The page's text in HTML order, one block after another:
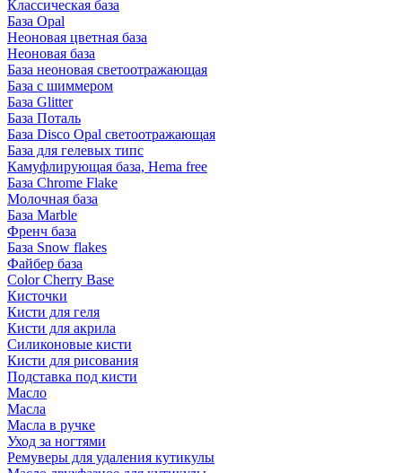
Классическая база
База Opal
Неоновая цветная база
Неоновая база
База неоновая светоотражающая
База с шиммером
База Glitter
База Поталь
База Disco Opal светоотражающая
База для гелевых типс
Камуфлирующая база, Hema free
База Chrome Flake
Молочная база
База Marble
Френч база
База Snow flakes
Файбер база
Color Cherry Base
Кисточки
Кисти для геля
Кисти для акрила
Силиконовые кисти
Кисти для рисования
Подставка под кисти
Масло
Масла
Масла в ручке
Уход за ногтями
Ремуверы для удаления кутикулы